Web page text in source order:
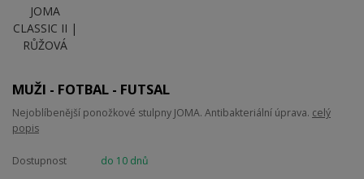
MUŽI - FOTBAL - FUTSAL
Nejoblíbenější ponožkové stulpny JOMA. Antibakteriální úprava. celý
popis
Dostupnost
do 10 dnů